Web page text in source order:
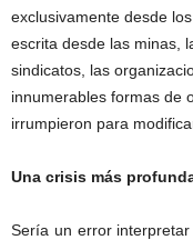
exclusivamente desde
escrita desde las minas,
sindicatos, las
innumerables formas de
irrumpieron para
Una crisis más
Sería un error